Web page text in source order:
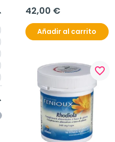
42,00 €
Añadir al carrito
favorite_border